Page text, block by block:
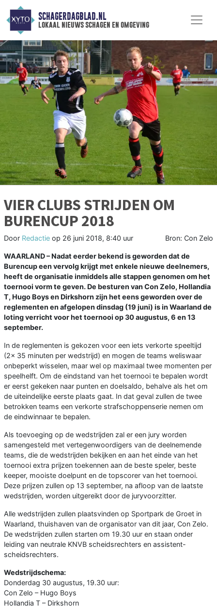
SCHAGERDAGBLAD.NL
lokaal nieuws schagen en omgeving
VIER CLUBS STRIJDEN OM
BURENCUP 2018
Door Redactie op 26 juni 2018, 8:40 uur Bron: Con Zelo
WAARLAND – Nadat eerder bekend is geworden dat de
Burencup een vervolg krijgt met enkele nieuwe deelnemers,
heeft de organisatie inmiddels alle stappen genomen om het
toernooi vorm te geven. De besturen van Con Zelo, Hollandia
T, Hugo Boys en Dirkshorn zijn het eens geworden over de
reglementen en afgelopen dinsdag (19 juni) is in Waarland de
loting verricht voor het toernooi op 30 augustus, 6 en 13
september.
In de reglementen is gekozen voor een iets verkorte speeltijd
(2x 35 minuten per wedstrijd) en mogen de teams weliswaar
onbeperkt wisselen, maar wel op maximaal twee momenten per
speelhelft. Om de eindstand van het toernooi te bepalen wordt
er eerst gekeken naar punten en doelsaldo, behalve als het om
de uiteindelijke eerste plaats gaat. In dat geval zullen de twee
betrokken teams een verkorte strafschoppenserie nemen om
de eindwinnaar te bepalen.
Als toevoeging op de wedstrijden zal er een jury worden
samengesteld met vertegenwoordigers van de deelnemende
teams, die de wedstrijden bekijken en aan het einde van het
toernooi extra prijzen toekennen aan de beste speler, beste
keeper, mooiste doelpunt en de topscorer van het toernooi.
Deze prijzen zullen op 13 september, na afloop van de laatste
wedstrijden, worden uitgereikt door de juryvoorzitter.
Alle wedstrijden zullen plaatsvinden op Sportpark de Groet in
Waarland, thuishaven van de organisator van dit jaar, Con Zelo.
De wedstrijden zullen starten om 19.30 uur en staan onder
leiding van neutrale KNVB scheidsrechters en assistent-
scheidsrechters.
Wedstrijdschema:
Donderdag 30 augustus, 19.30 uur:
Con Zelo – Hugo Boys
Hollandia T – Dirkshorn